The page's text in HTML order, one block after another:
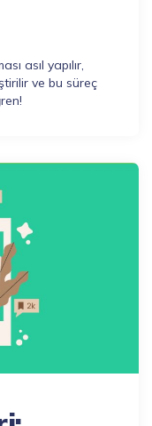
asıl yapılır,
ve bu süreç